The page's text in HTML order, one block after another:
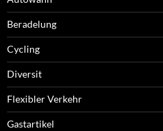
Beradelung
Cycling
Diversit
Flexibler Verkehr
Gastartikel